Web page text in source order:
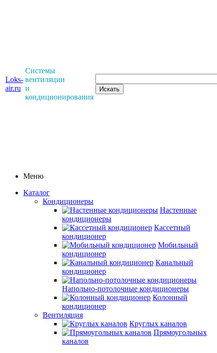
Loks-
air.ru
Системы
вентиляции
и
кондиционирования
Меню
Каталог
Кондиционеры
Настенные
кондиционеры
Кассетный
кондиционер
Мобильный
кондиционер
Канальный
кондиционер
Напольно-потолочные кондиционеры
Колонный
кондиционер
Вентиляция
Круглых каналов
Прямоугольных
каналов